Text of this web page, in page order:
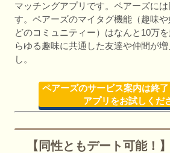
マッチングアプリです。ペアーズに
す。ペアーズのマイタグ機能（趣味
どのコミュニティー）はなんと10万
らゆる趣味に共通した友達や仲間が
し。
ペアーズのサービス案内は終
アプリをお試しくだ
【同性ともデート可能！